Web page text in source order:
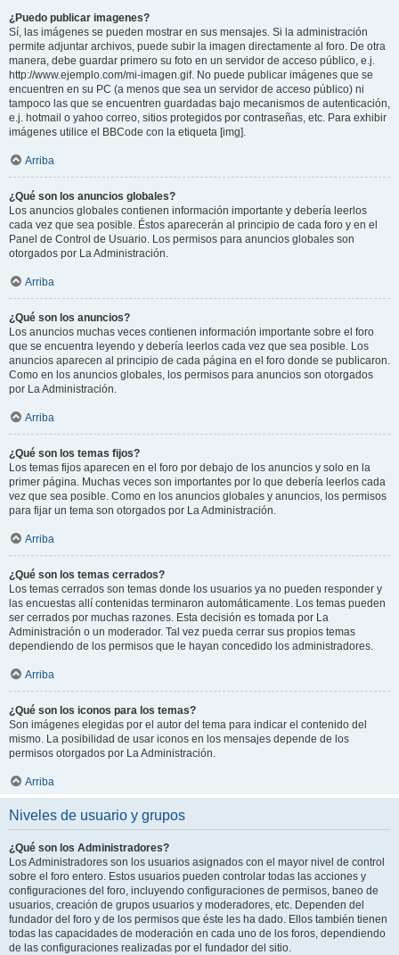
¿Puedo publicar imagenes?
Sí, las imágenes se pueden mostrar en sus mensajes. Si la administración
permite adjuntar archivos, puede subir la imagen directamente al foro. De otra
manera, debe guardar primero su foto en un servidor de acceso público, e.j.
http://www.ejemplo.com/mi-imagen.gif. No puede publicar imágenes que se
encuentren en su PC (a menos que sea un servidor de acceso público) ni
tampoco las que se encuentren guardadas bajo mecanismos de autenticación,
e.j. hotmail o yahoo correo, sitios protegidos por contraseñas, etc. Para exhibir
imágenes utilice el BBCode con la etiqueta [img].
Arriba
¿Qué son los anuncios globales?
Los anuncios globales contienen información importante y debería leerlos
cada vez que sea posible. Éstos aparecerán al principio de cada foro y en el
Panel de Control de Usuario. Los permisos para anuncios globales son
otorgados por La Administración.
Arriba
¿Qué son los anuncios?
Los anuncios muchas veces contienen información importante sobre el foro
que se encuentra leyendo y debería leerlos cada vez que sea posible. Los
anuncios aparecen al principio de cada página en el foro donde se publicaron.
Como en los anuncios globales, los permisos para anuncios son otorgados
por La Administración.
Arriba
¿Qué son los temas fijos?
Los temas fijos aparecen en el foro por debajo de los anuncios y solo en la
primer página. Muchas veces son importantes por lo que debería leerlos cada
vez que sea posible. Como en los anuncios globales y anuncios, los permisos
para fijar un tema son otorgados por La Administración.
Arriba
¿Qué son los temas cerrados?
Los temas cerrados son temas donde los usuarios ya no pueden responder y
las encuestas allí contenidas terminaron automáticamente. Los temas pueden
ser cerrados por muchas razones. Esta decisión es tomada por La
Administración o un moderador. Tal vez pueda cerrar sus propios temas
dependiendo de los permisos que le hayan concedido los administradores.
Arriba
¿Qué son los iconos para los temas?
Son imágenes elegidas por el autor del tema para indicar el contenido del
mismo. La posibilidad de usar iconos en los mensajes depende de los
permisos otorgados por La Administración.
Arriba
Niveles de usuario y grupos
¿Qué son los Administradores?
Los Administradores son los usuarios asignados con el mayor nivel de control
sobre el foro entero. Estos usuarios pueden controlar todas las acciones y
configuraciones del foro, incluyendo configuraciones de permisos, baneo de
usuarios, creación de grupos usuarios y moderadores, etc. Dependen del
fundador del foro y de los permisos que éste les ha dado. Ellos también tienen
todas las capacidades de moderación en cada uno de los foros, dependiendo
de las configuraciones realizadas por el fundador del sitio.